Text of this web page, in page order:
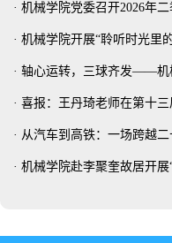
· 机械学院党委召开2026年
· 机械学院开展“聆听时光里
· 轴心运转，三球齐发——
· 喜报：王丹琦老师在第十
· 从汽车到高铁：一场跨越
· 机械学院赴李聚奎故居开